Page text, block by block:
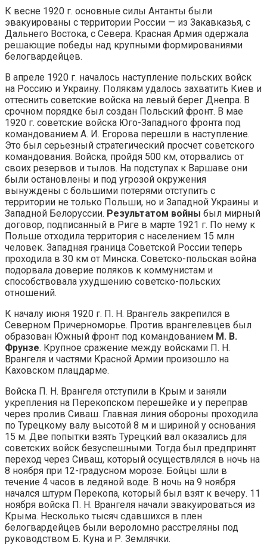
К весне 1920 г. основные силы Антанты были
эвакуированы с территории России — из Закавказья, с
Дальнего Востока, с Севера. Красная Армия одержала
решающие победы над крупными формированиями
белогвардейцев.
В апреле 1920 г. началось наступление польских войск
на Россию и Украину. Полякам удалось захватить Киев и
оттеснить советские войска на левый берег Днепра. В
срочном порядке был создан Польский фронт. В мае
1920 г. советские войска Юго-Западного фронта под
командованием А. И. Егорова перешли в наступление.
Это был серьезный стратегический просчет советского
командования. Войска, пройдя 500 км, оторвались от
своих резервов и тылов. На подступах к Варшаве они
были остановлены и под угрозой окружения
вынуждены с большими потерями отступить с
территории не только Польши, но и Западной Украины и
Западной Белоруссии. Результатом войны был мирный
договор, подписанный в Риге в марте 1921 г. По нему к
Польше отходила территория с населением 15 млн
человек. Западная граница Советской России теперь
проходила в 30 км от Минска. Советско-польская война
подорвала доверие поляков к коммунистам и
способствовала ухудшению советско-польских
отношений.
К началу июня 1920 г. П. Н. Врангель закрепился в
Северном Причерноморье. Против врангелевцев был
образован Южный фронт под командованием М. В.
Фрунзе. Крупное сражение между войсками П. Н.
Врангеля и частями Красной Армии произошло на
Каховском плацдарме.
Войска П. Н. Врангеля отступили в Крым и заняли
укрепления на Перекопском перешейке и у переправ
через пролив Сиваш. Главная линия обороны проходила
по Турецкому валу высотой 8 м и шириной у основания
15 м. Две попытки взять Турецкий вал оказались для
советских войск безуспешными. Тогда был предпринят
переход через Сиваш, который осуществлялся в ночь на
8 ноября при 12-градусном морозе. Бойцы шли в
течение 4 часов в ледяной воде. В ночь на 9 ноября
начался штурм Перекопа, который был взят к вечеру. 11
ноября войска П. Н. Врангеля начали эвакуироваться из
Крыма. Несколько тысяч сдавшихся в плен
белогвардейцев были вероломно расстреляны под
руководством Б. Куна и Р. Землячки.